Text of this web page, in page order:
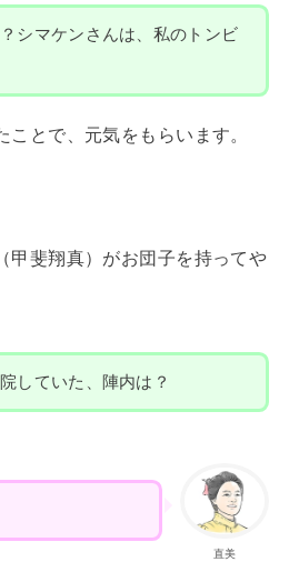
シマケンさんは、私のトンビ
とで、元気をもらいます。
甲斐翔真）がお団子を持ってや
していた、陣内は？
直美